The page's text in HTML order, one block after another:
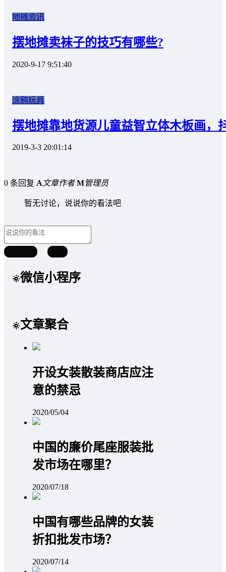
地摊资讯
摆地摊卖袜子的技巧有哪些?
2020-9-17 9:51:40
涂鸦玩具
摆地摊靠地货源儿童益智立体木板画，
2019-3-3 20:01:14
0 条回复 A文章作者 M管理员
暂无讨论，说说你的看法吧
微信小程序
文章聚合
开设女装散装商店应注
意的禁忌
2020/05/04
中国的廉价尾座服装批
发市场在哪里？
2020/07/18
中国有哪些品牌的女装
折扣批发市场？
2020/07/14